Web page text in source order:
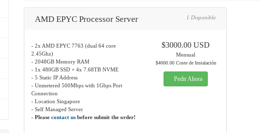
AMD EPYC Processor Server 1 Disponible
- 2x AMD EPYC 7763 (dual 64 core
2.45Ghz)
- 2048GB Memory RAM
- 1x 480GB SSD + 4x 7.68TB NVME
- 5 Static IP Address
- Unmetered 500Mbps with 1Gbps Port
Connection
- Location Singapore
- Self Managed Server
- Please contact us before submit the order!
$3000.00 USD
Mensual
$4000.00 Coste de Instalación
Pedir Ahora